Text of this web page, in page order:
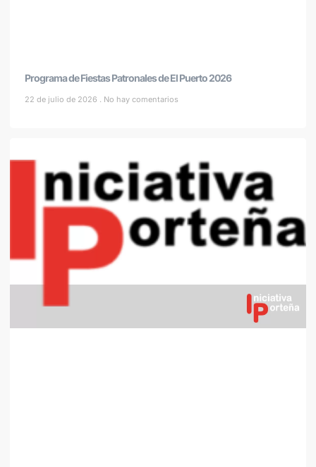
Programa de Fiestas Patronales de El Puerto 2026
22 de julio de 2026 No hay comentarios